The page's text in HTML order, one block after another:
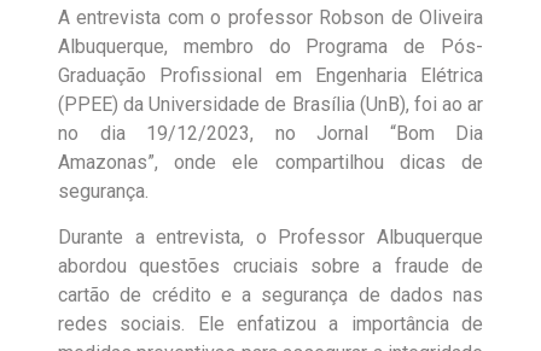
A entrevista com o professor Robson de Oliveira
Albuquerque, membro do Programa de Pós-
Graduação Profissional em Engenharia Elétrica
(PPEE) da Universidade de Brasília (UnB), foi ao ar
no dia 19/12/2023, no Jornal “Bom Dia
Amazonas”, onde ele compartilhou dicas de
segurança.
Durante a entrevista, o Professor Albuquerque
abordou questões cruciais sobre a fraude de
cartão de crédito e a segurança de dados nas
redes sociais. Ele enfatizou a importância de